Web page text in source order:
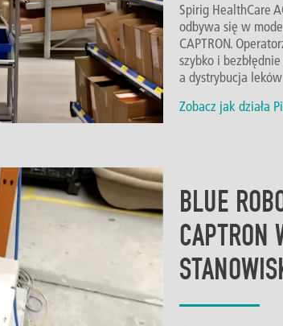
Spirig HealthCare
odbywa się w
CAPTRON.
szybko i
a dystrybucja
Zobacz jak działa
BLUE
CAPTRON